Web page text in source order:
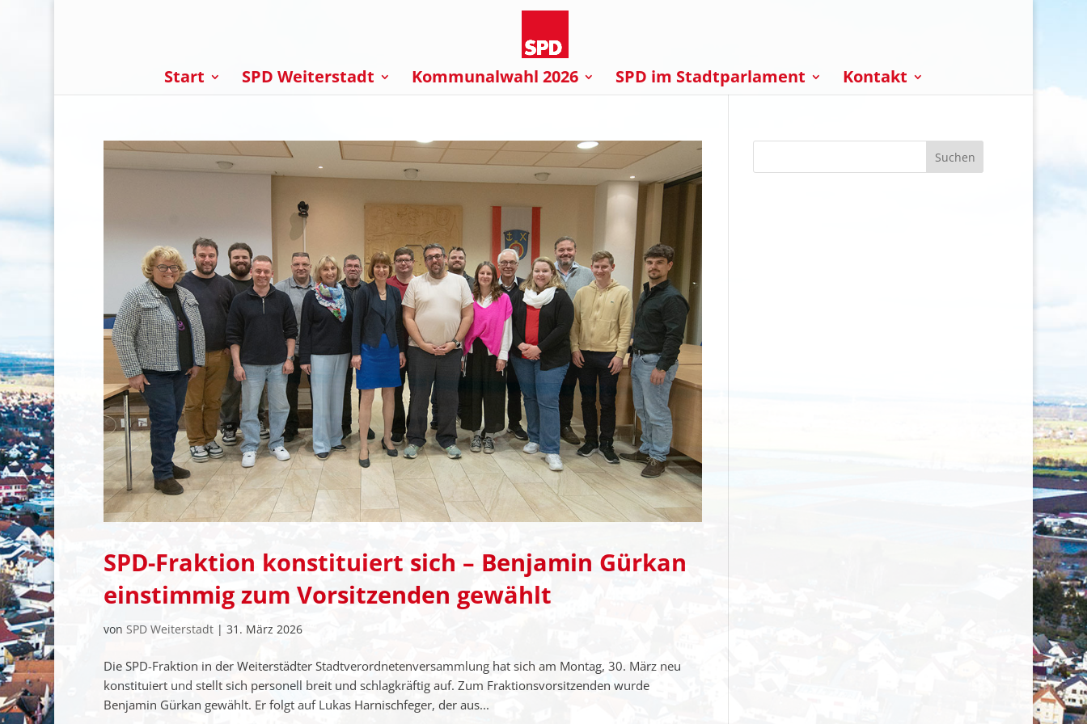
Start SPD Weiterstadt Kommunalwahl 2026 SPD im Stadtparlament Kontakt
SPD-Fraktion konstituiert sich – Benjamin Gürkan
einstimmig zum Vorsitzenden gewählt
von SPD Weiterstadt| 31. März 2026
Die SPD-Fraktion in der Weiterstädter Stadtverordnetenversammlung hat sich am Montag, 30. März neu
konstituiert und stellt sich personell breit und schlagkräftig auf. Zum Fraktionsvorsitzenden wurde
Benjamin Gürkan gewählt. Er folgt auf Lukas Harnischfeger, der aus...